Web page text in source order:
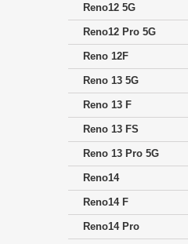
Reno12 5G
Reno12 Pro 5G
Reno 12F
Reno 13 5G
Reno 13 F
Reno 13 FS
Reno 13 Pro 5G
Reno14
Reno14 F
Reno14 Pro